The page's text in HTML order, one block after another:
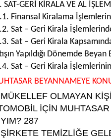
SAT-GERİ KİRALA VE AL
Finansal Kiralama
Sat – Geri Kirala
Sat – Geri Kirala
Yapıldığı Dönemde
Sat – Geri Kirala
BEYANNAMEYE
OLMAYAN
İÇİN
287
TEMİZLİĞE